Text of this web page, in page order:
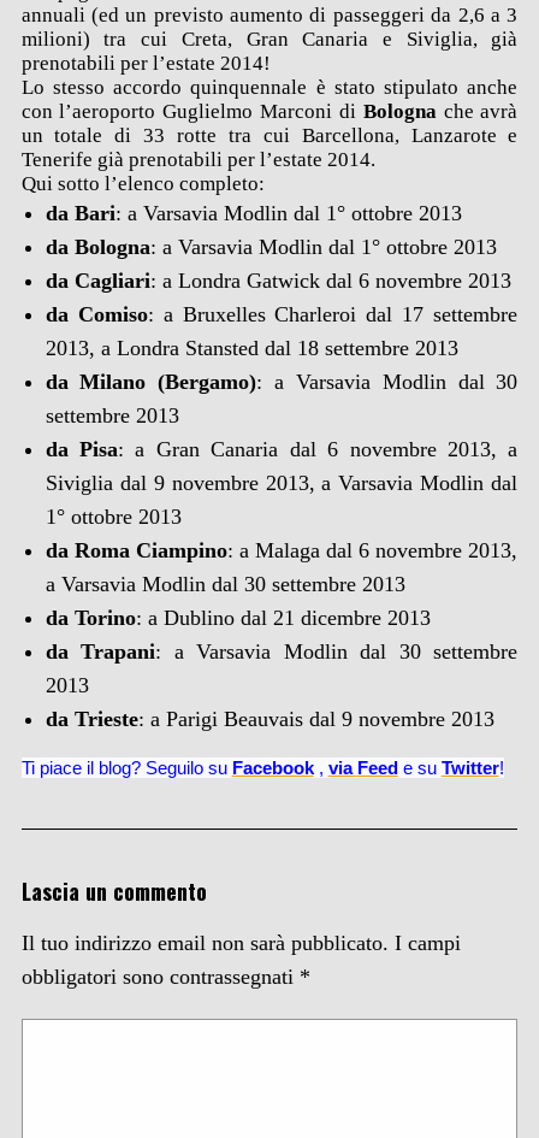
annuali (ed un previsto aumento di passeggeri da 2,6 a 3
milioni) tra cui Creta, Gran Canaria e Siviglia, già
prenotabili per l’estate 2014!
Lo stesso accordo quinquennale è stato stipulato anche
con l’aeroporto Guglielmo Marconi di Bologna che avrà
un totale di 33 rotte tra cui Barcellona, Lanzarote e
Tenerife già prenotabili per l’estate 2014.
Qui sotto l’elenco completo:
da Bari: a Varsavia Modlin dal 1° ottobre 2013
da Bologna: a Varsavia Modlin dal 1° ottobre 2013
da Cagliari: a Londra Gatwick dal 6 novembre 2013
da Comiso: a Bruxelles Charleroi dal 17 settembre
2013, a Londra Stansted dal 18 settembre 2013
da Milano (Bergamo): a Varsavia Modlin dal 30
settembre 2013
da Pisa: a Gran Canaria dal 6 novembre 2013, a
Siviglia dal 9 novembre 2013, a Varsavia Modlin dal
1° ottobre 2013
da Roma Ciampino: a Malaga dal 6 novembre 2013,
a Varsavia Modlin dal 30 settembre 2013
da Torino: a Dublino dal 21 dicembre 2013
da Trapani: a Varsavia Modlin dal 30 settembre
2013
da Trieste: a Parigi Beauvais dal 9 novembre 2013
Ti piace il blog? Seguilo su Facebook , via Feede su Twitter!
Lascia un commento
Il tuo indirizzo email non sarà pubblicato. I campi
obbligatori sono contrassegnati *